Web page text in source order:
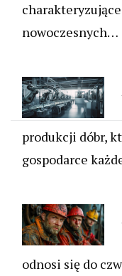
nowoczesnych…
produkcji dóbr,
gospodarce
odnosi się do